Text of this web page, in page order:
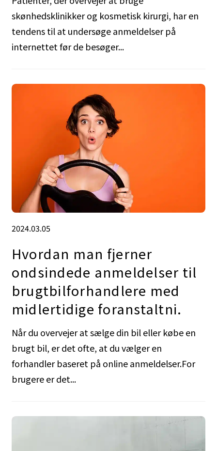
skønhedsklinikker og kosmetisk kirurgi, har en
tendens til at undersøge anmeldelser på
internettet før de besøger...
2024.03.05
Hvordan man fjerner
ondsindede anmeldelser til
brugtbilforhandlere med
midlertidige foranstaltni.
Når du overvejer at sælge din bil eller købe en
brugt bil, er det ofte, at du vælger en
forhandler baseret på online anmeldelser.For
brugere er det...